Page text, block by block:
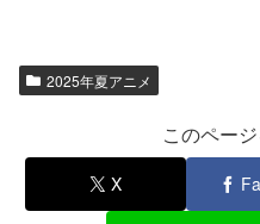
2025年夏アニメ
このペー
X